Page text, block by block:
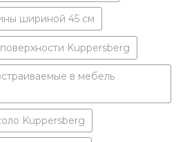
шириной 45 см
Kuppersberg
в мебель
Kuppersberg